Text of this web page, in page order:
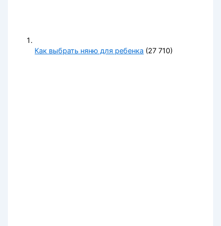
Как выбрать няню для ребенка (27 710)